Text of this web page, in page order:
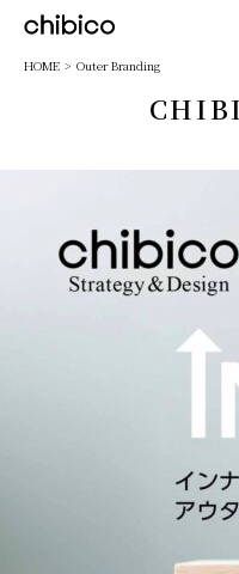
chibico
HOME Outer Branding